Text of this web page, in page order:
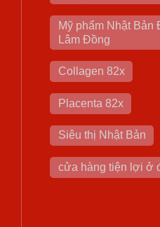
Mỹ phẩm Nhật Bản
Lâm Đồng
Collagen 82x
Placenta 82x
Siêu thị Nhật Bản
cửa hàng tiện lợi ở